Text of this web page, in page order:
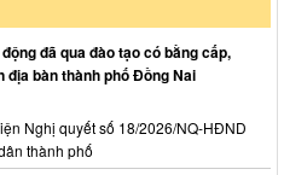
đã qua đào tạo có bằng cấp,
địa bàn thành phố Đồng Nai
Nghị quyết số 18/2026/NQ-HĐND
thành phố